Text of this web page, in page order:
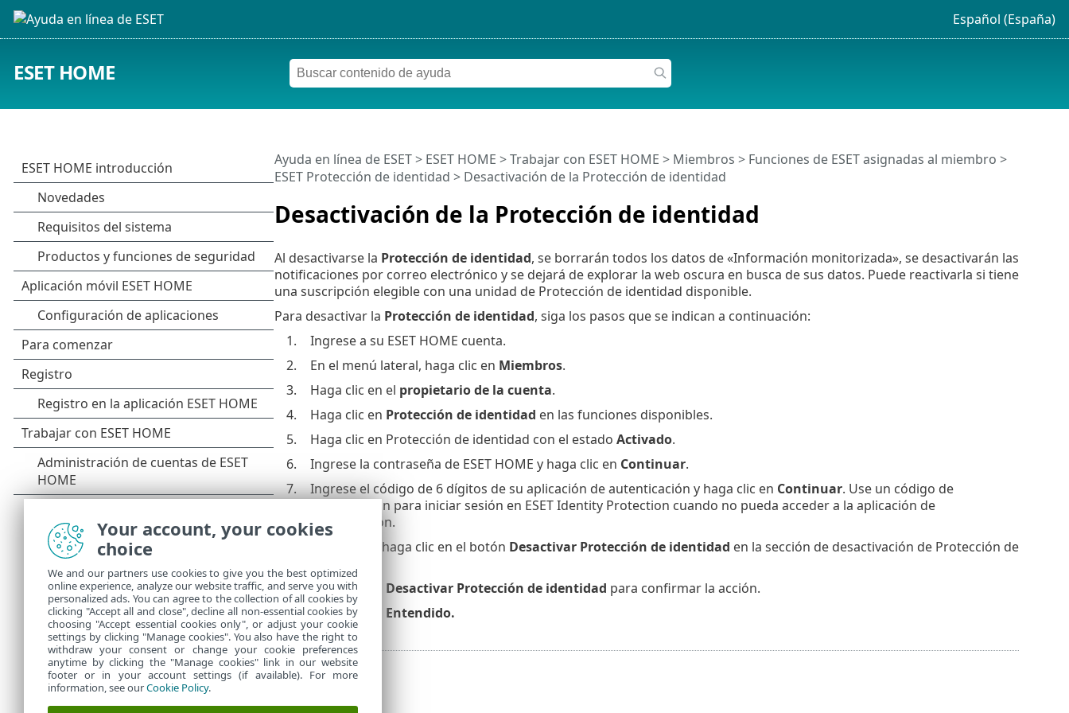
Español (España)
ESET HOME
Desactivación de la Protección de identidad
Ayuda en línea de ESET> ESET HOME >Trabajar con ESET HOME > Miembros > Funciones de ESET asignadas al miembro >
ESET Protección de identidad > Desactivación de la Protección de identidad
Al desactivarse la Protección de identidad, se borrarán todos los datos de «Información monitorizada», se desactivarán las
notificaciones por correo electrónico y se dejará de explorar la web oscura en busca de sus datos. Puede reactivarla si tiene
una suscripción elegible con una unidad de Protección de identidad disponible.
Para desactivar la Protección de identidad, siga los pasos que se indican a continuación:
1.
Ingrese a su ESET HOME cuenta.
2.
En el menú lateral, haga clic en Miembros.
3.
Haga clic en el propietario de la cuenta.
4.
Haga clic en Protección de identidad en las funciones disponibles.
5.
Haga clic en Protección de identidad con el estado Activado.
6.
Ingrese la contraseña de ESET HOME y haga clic en Continuar.
7.
Ingrese el código de 6 dígitos de su aplicación de autenticación y haga clic en Continuar. Use un código de
recuperación para iniciar sesión en ESET Identity Protection cuando no pueda acceder a la aplicación de
autenticación.
, haga clic en el botón Desactivar Protección de identidad en la sección de desactivación de Protección de
9.
Haga clic en Desactivar Protección de identidad para confirmar la acción.
10. Haga clic en Entendido.
Your account, your cookies
choice
We and our partners use cookies to give you the best optimized
online experience, analyze our website traffic, and serve you with
personalized ads. You can agree to the collection of all cookies by
clicking "Accept all and close", decline all non-essential cookies by
choosing "Accept essential cookies only", or adjust your cookie
settings by clicking "Manage cookies". You also have the right to
withdraw your consent or change your cookie preferences
anytime by clicking the "Manage cookies" link in our website
footer or in your account settings (if available). For more
information, see ourCookie Policy.